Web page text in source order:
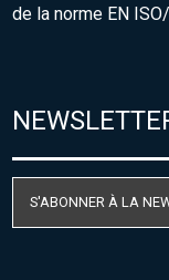
de la norme EN
S'ABONNER À LA